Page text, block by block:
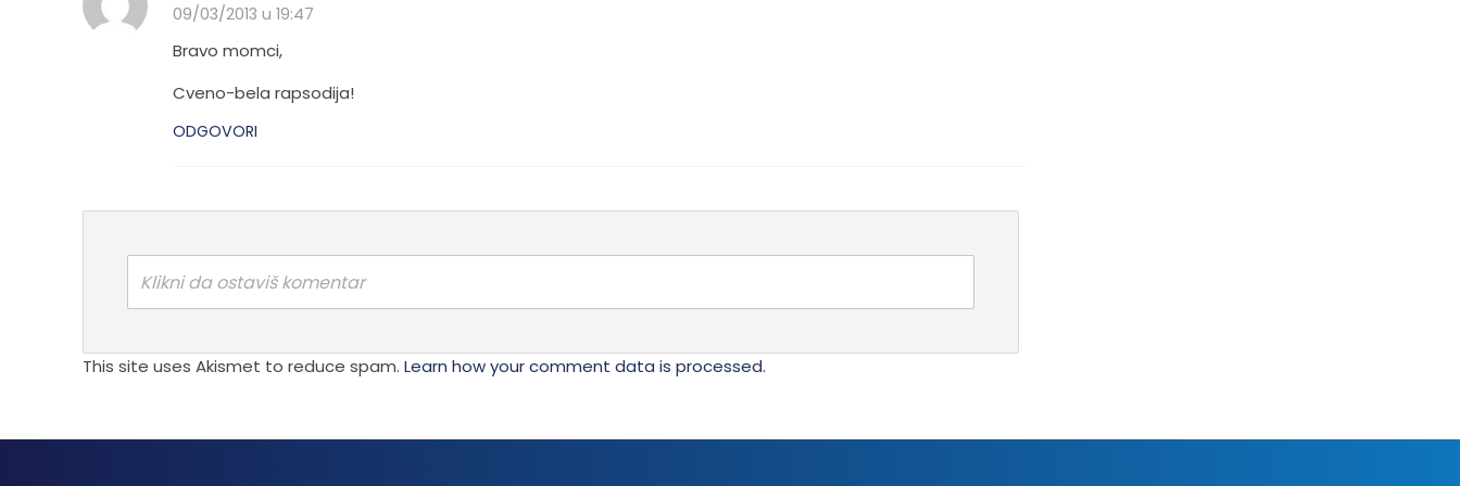
09/03/2013 u 19:47
Bravo momci,
Cveno-bela rapsodija!
ODGOVORI
Klikni da ostaviš komentar
This site uses Akismet to reduce spam. Learn how your comment data is processed.